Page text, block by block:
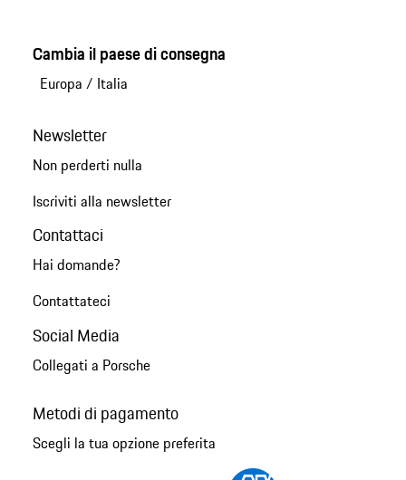
Cambia il paese di consegna
Europa / Italia
Newsletter
Non perderti nulla
Iscriviti alla newsletter
Contattaci
Hai domande?
Contattateci
Social Media
Collegati a Porsche
Metodi di pagamento
Scegli la tua opzione preferita